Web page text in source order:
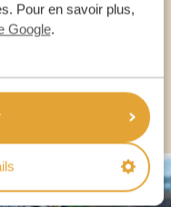
Pour en savoir plus,
Google.